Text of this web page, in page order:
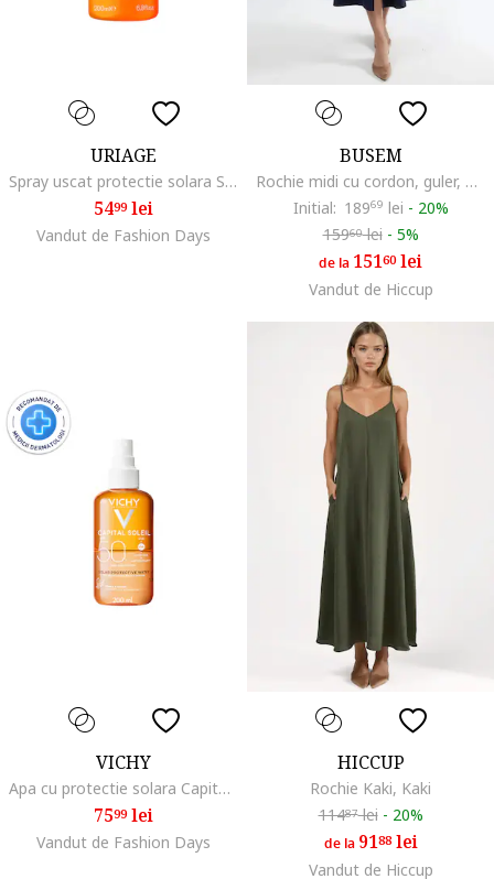
URIAGE
Spray uscat protectie solara SPF50+ Bariesun, 200 ml
5499lei
Vandut de Fashion Days
BUSEM
Rochie midi cu cordon, guler, Bleumarin
Initial: 18969 lei - 20%
15960lei - 5%
de la 15160lei
Vandut de Hiccup
VICHY
Apa cu protectie solara Capital Soleil cu SPF, bronz imbunatatit cu beta-caroten, 200 ml, 50 SPF
7599lei
Vandut de Fashion Days
HICCUP
Rochie Kaki, Kaki
11487lei - 20%
de la 9188lei
Vandut de Hiccup